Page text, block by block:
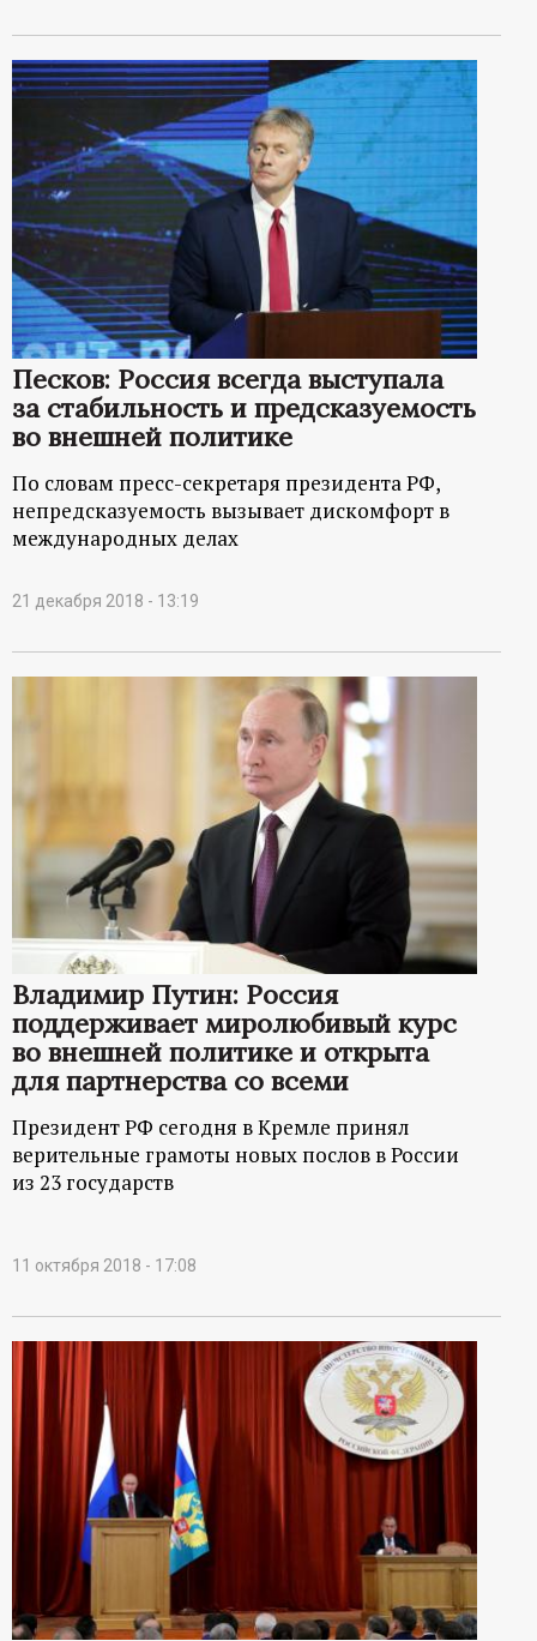
Песков: Россия всегда выступала
за стабильность и предсказуемость
во внешней политике
По словам пресс-секретаря президента РФ,
непредсказуемость вызывает дискомфорт в
международных делах
21 декабря 2018 - 13:19
Владимир Путин: Россия
поддерживает миролюбивый курс
во внешней политике и открыта
для партнерства со всеми
Президент РФ сегодня в Кремле принял
верительные грамоты новых послов в России
из 23 государств
11 октября 2018 - 17:08